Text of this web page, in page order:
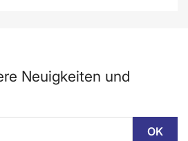
Neuigkeiten und